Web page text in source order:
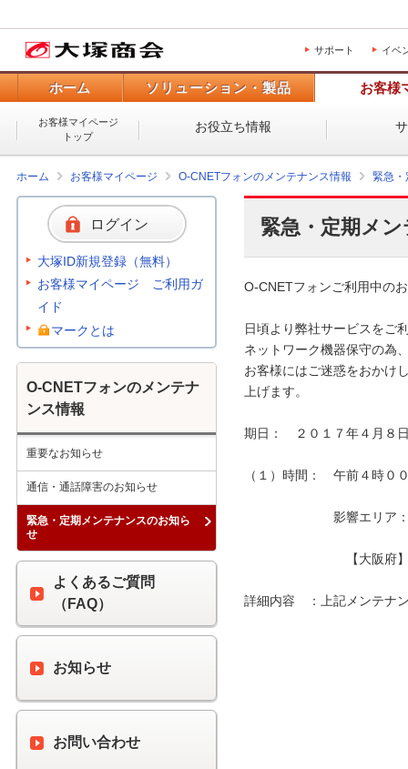
サポート イベ
ホーム ソリューション・製品 お客様
お客様マイページ
トップ
お役立ち情報
ホーム お客様マイページ O-CNETフォンのメンテナンス情報 緊急・
緊急・定期メ
O-CNETフォンご利用中の
日頃より弊社サービスをご
ネットワーク機器保守の為
お客様にはご迷惑をおかけ
上げます。
期日：　２０１７年４月８
（１）時間：　午前４時０
影響エリア：　下記
【大
詳細内容　：上記メンテナ
ログイン
大塚ID新規登録（無料）
お客様マイページ ご利用ガ
イド
マークとは
O-CNETフォンのメンテナ
ンス情報
重要なお知らせ
通信・通話障害のお知らせ
緊急・定期メンテナンスのお知ら
せ
よくあるご質問
（FAQ）
お知らせ
お問い合わせ